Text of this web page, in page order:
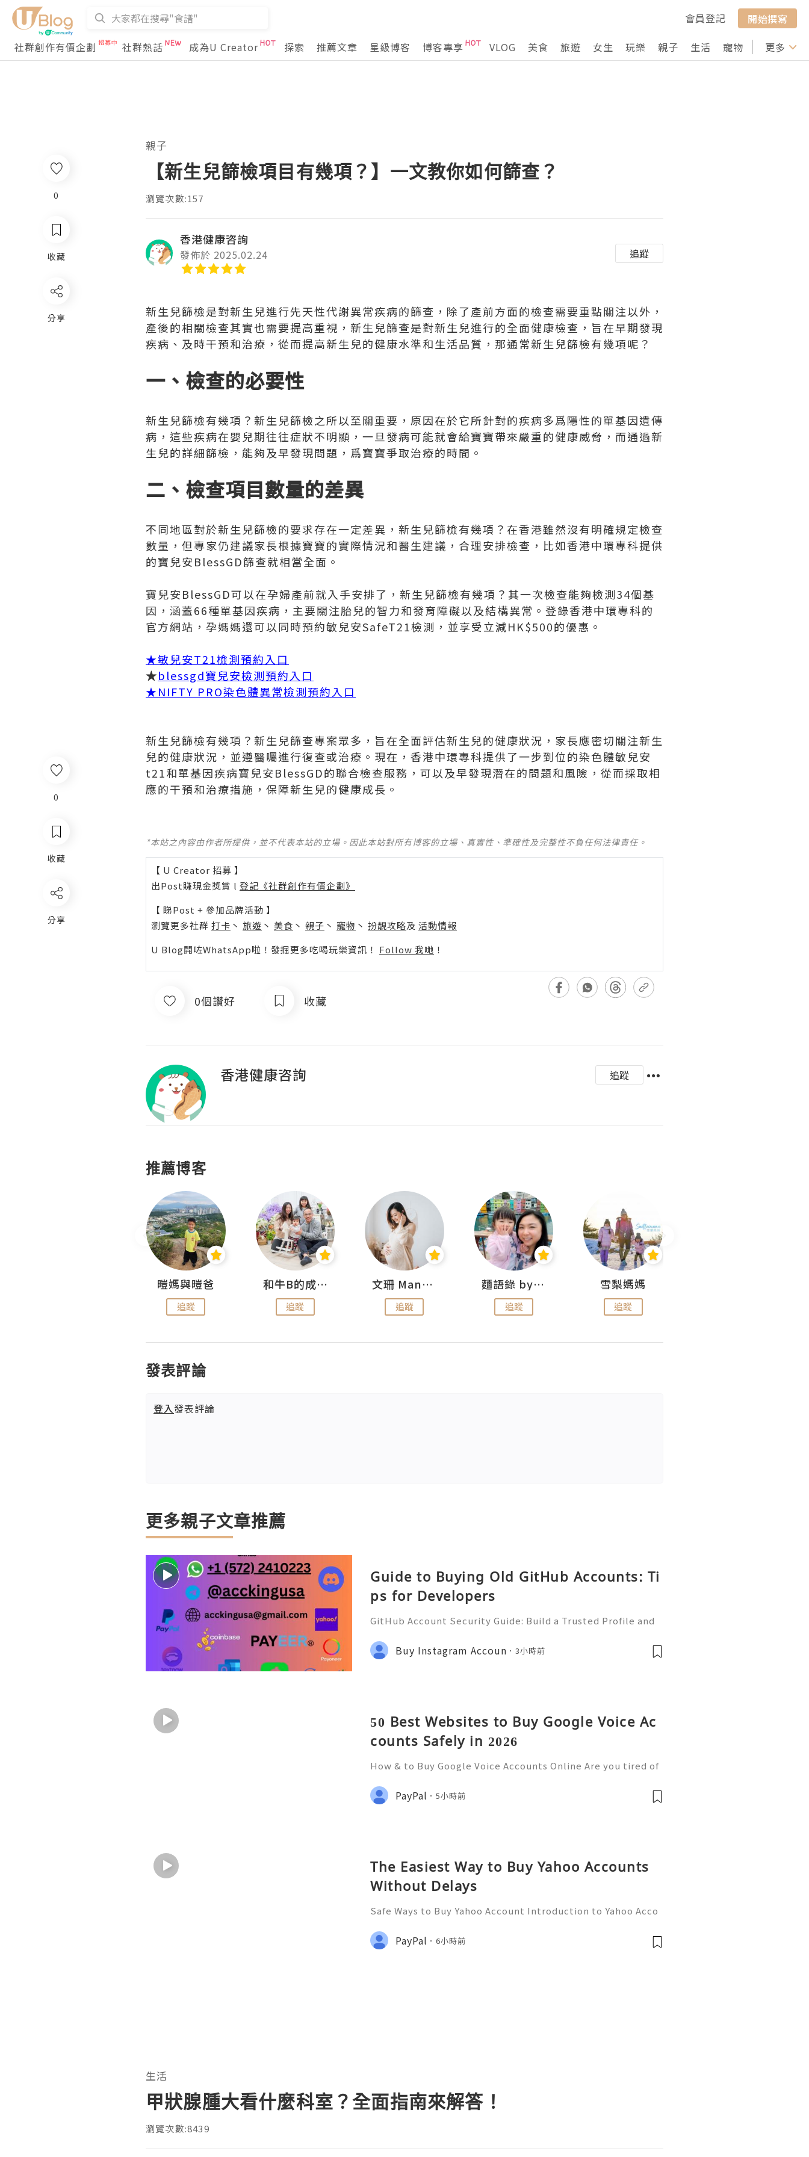
會員登記
開始撰寫
社群創作有價企劃
社群熱話 成為U Creator 探索 推薦文章 星級博客 博客專享 VLOG 美食 旅遊 女生 玩樂 親子 生活 寵物 行山 打卡
更多
0
收藏
分享
親子
【新生兒篩檢項目有幾項？】一文教你如何篩查？
瀏覽次數:157
香港健康咨詢
發佈於 2025.02.24 追蹤
新生兒篩檢是對新生兒進行先天性代謝異常疾病的篩查，除了產前方面的檢查需要重點關注以外，
產後的相關檢查其實也需要提高重視，新生兒篩查是對新生兒進行的全面健康檢查，旨在早期發現
疾病、及時干預和治療，從而提高新生兒的健康水準和生活品質，那通常新生兒篩檢有幾項呢？
一、檢查的必要性
新生兒篩檢有幾項？新生兒篩檢之所以至關重要，原因在於它所針對的疾病多爲隱性的單基因遺傳
病，這些疾病在嬰兒期往往症狀不明顯，一旦發病可能就會給寶寶帶來嚴重的健康威脅，而通過新
生兒的詳細篩檢，能夠及早發現問題，爲寶寶爭取治療的時間。
二、檢查項目數量的差異
不同地區對於新生兒篩檢的要求存在一定差異，新生兒篩檢有幾項？在香港雖然沒有明確規定檢查
數量，但專家仍建議家長根據寶寶的實際情況和醫生建議，合理安排檢查，比如香港中環專科提供
的寶兒安BlessGD篩查就相當全面。
寶兒安BlessGD可以在孕婦產前就入手安排了，新生兒篩檢有幾項？其一次檢查能夠檢測34個基
因，涵蓋66種單基因疾病，主要關注胎兒的智力和發育障礙以及結構異常。登錄香港中環專科的
官方網站，孕媽媽還可以同時預約敏兒安SafeT21檢測，並享受立減HK$500的優惠。
★敏兒安T21檢測預約入口
★blessgd寶兒安檢測預約入口
★NIFTY PRO染色體異常檢測預約入口
新生兒篩檢有幾項？新生兒篩查專案眾多，旨在全面評估新生兒的健康狀況，家長應密切關注新生
兒的健康狀況，並遵醫囑進行復查或治療。現在，香港中環專科提供了一步到位的染色體敏兒安
t21和單基因疾病寶兒安BlessGD的聯合檢查服務，可以及早發現潛在的問題和風險，從而採取相
應的干預和治療措施，保障新生兒的健康成長。
*本站之內容由作者所提供，並不代表本站的立場。因此本站對所有博客的立場、真實性、準確性及完整性不負任何法律責任。
【 U Creator 招募 】
出Post賺現金獎賞 l 登記《社群創作有價企劃》
【 睇Post + 參加品牌活動 】
瀏覽更多社群 打卡 丶 旅遊 丶 美食 丶 親子 丶 寵物 丶 扮靚攻略及 活動情報
U Blog開咗WhatsApp啦！發掘更多吃喝玩樂資訊！ Follow 我哋 ！
0個讚好 收藏
香港健康咨詢 追蹤
推薦博客
暟媽與暟爸
追蹤
和牛B的成長日記
追蹤
文珊 ManShan
追蹤
麵語錄 by Aminn
追蹤
雪梨媽媽
追蹤
發表評論
登入發表評論
更多親子文章推薦
Guide to Buying Old GitHub Accounts: Ti
ps for Developers
GitHub Account Security Guide: Build a Trusted Profile and
d's leading platforms for software development and collabo
ration. Millions of develo
Buy Instagram Accoun 3小時前
50 Best Websites to Buy Google Voice Ac
counts Safely in 2026
How & to Buy Google Voice Accounts Online Are you tired of
use? Google Voice might just be the solution you need. This
versatile service not o
PayPal 5小時前
The Easiest Way to Buy Yahoo Accounts
Without Delays
Safe Ways to Buy Yahoo Account Introduction to Yahoo Acco
t is essential. Yahoo accounts serve as gateways to communi
cation, online services
PayPal 6小時前
0
收藏
分享
生活
甲狀腺腫大看什麼科室？全面指南來解答！
瀏覽次數:8439